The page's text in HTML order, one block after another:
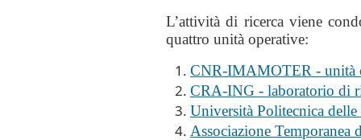
L’attività di ricerca viene
quattro unità operative:
CNR-IMAMOTER - unità
CRA-ING - laboratorio di
Università Politecnica
Associazione Temporanea